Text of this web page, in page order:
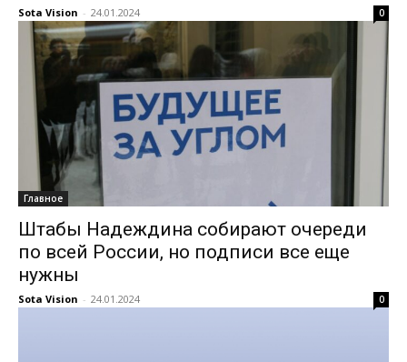
Sota Vision - 24.01.2024 0
Главное
Штабы Надеждина собирают очереди
по всей России, но подписи все еще
нужны
Sota Vision - 24.01.2024 0